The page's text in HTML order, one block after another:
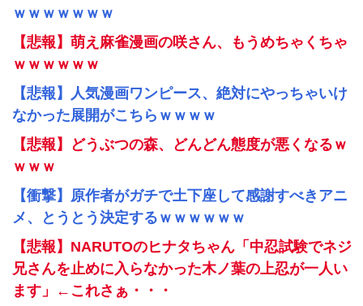
ｗｗｗｗｗｗｗ
【悲報】萌え麻雀漫画の咲さん、もうめちゃくちゃ
ｗｗｗｗｗｗ
【悲報】人気漫画ワンピース、絶対にやっちゃいけ
なかった展開がこちらｗｗｗｗ
【悲報】どうぶつの森、どんどん態度が悪くなるｗ
ｗｗｗ
【衝撃】原作者がガチで土下座して感謝すべきアニ
メ、とうとう決定するｗｗｗｗｗｗ
【悲報】NARUTOのヒナタちゃん「中忍試験でネジ
兄さんを止めに入らなかった木ノ葉の上忍が一人い
ます」←これさぁ・・・